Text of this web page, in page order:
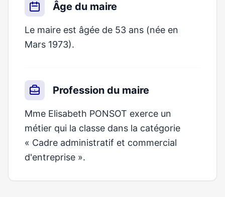
Âge du maire
Le maire est âgée de 53 ans (née en
Mars 1973).
Profession du maire
Mme Elisabeth PONSOT exerce un
métier qui la classe dans la catégorie
« Cadre administratif et commercial
d'entreprise ».